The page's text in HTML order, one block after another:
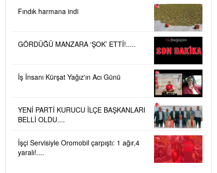
Fındık harmana indi
GÖRDÜĞÜ MANZARA ‘ŞOK’ ETTİ!.....
İş İnsanı Kürşat Yağız'ın Acı Günü
YENİ PARTİ KURUCU İLÇE BAŞKANLARI
BELLİ OLDU....
İşçi Servisiyle Oromobil çarpıştı: 1 ağır,4
yaralı!....